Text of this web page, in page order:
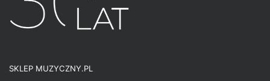
SKLEP MUZYCZNY.PL